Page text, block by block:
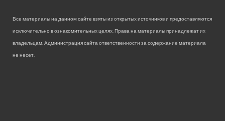
Все материалы на данном сайте взяты из открытых источников и предоставляются
исключительно в ознакомительных целях. Права на материалы принадлежат их
владельцам. Администрация сайта ответственности за содержание материала
не несет.